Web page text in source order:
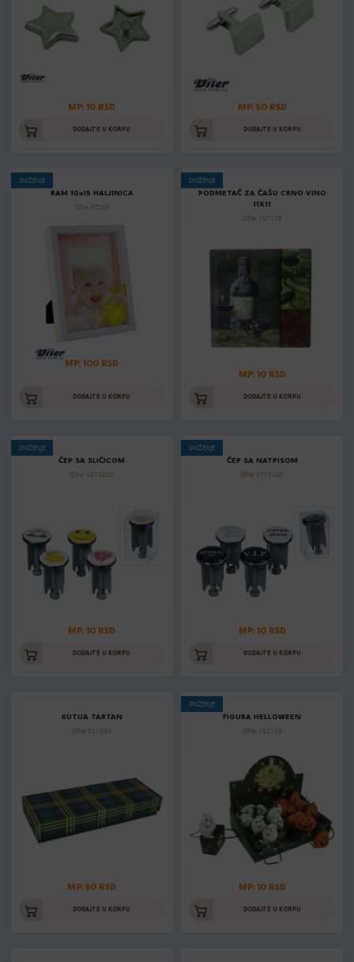
MP: 10 RSD
DODAJTE U KORPU
MP: 50 RSD
DODAJTE U KORPU
SNIŽENJE
RAM 10x15 HALJINICA
Šifra: KT28F
MP: 100 RSD
DODAJTE U KORPU
SNIŽENJE
PODMETAČ ZA ČAŠU CRNO VINO
11X11
Šifra: 147178
MP: 10 RSD
DODAJTE U KORPU
SNIŽENJE
ČEP SA SLIČICOM
Šifra: 4870800
MP: 10 RSD
DODAJTE U KORPU
SNIŽENJE
ČEP SA NATPISOM
Šifra: 4775400
MP: 10 RSD
DODAJTE U KORPU
KUTIJA TARTAN
Šifra: K21984
MP: 50 RSD
DODAJTE U KORPU
SNIŽENJE
FIGURA HELLOWEEN
Šifra: 152145
MP: 10 RSD
DODAJTE U KORPU